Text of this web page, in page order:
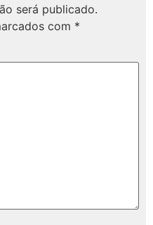
será publicado.
com *